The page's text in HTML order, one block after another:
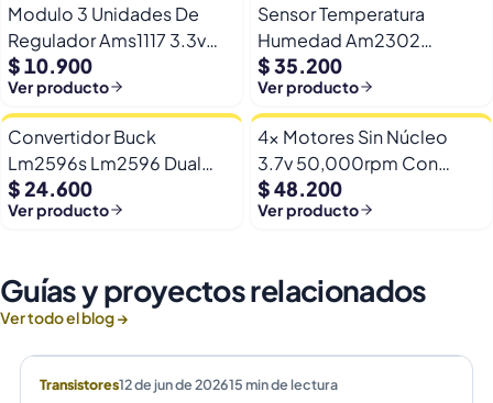
Modulo 3 Unidades De
Regulador Ams1117 3.3v
Yp-8 Con Pines
$ 10.900
Ver producto
Sensor Temperatura
Humedad Am2302
Dht22/am2302 Digital
Esp32
$ 35.200
Ver producto
Convertidor Buck
Lm2596s Lm2596 Dual
Usb 9-36v A 5v Dc Jack
$ 24.600
Ver producto
4x Motores Sin Núcleo
3.7v 50,000rpm Con
Helices Micro Fpv
$ 48.200
Ver producto
Guías y proyectos relacionados
Ver todo el blog →
Transistores12 de jun de 202615min de lectura